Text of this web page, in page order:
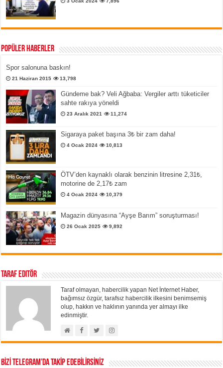
Popüler Haberler
Spor salonuna baskın!
21 Haziran 2015 13,798
Gündeme bak? Veli Ağbaba: Vergiler arttı tüketiciler
sahte rakıya yöneldi
23 Aralık 2021 11,274
Sigaraya paket başına 3₺ bir zam daha!
4 Ocak 2024 10,813
ÖTV’den kaynaklı olarak benzinin litresine 2,31₺,
motorine de 2,17₺ zam
4 Ocak 2024 10,379
Magazin dünyasına “Ayşe Barım” soruşturması!
26 Ocak 2025 9,892
Taraf Editör
Taraf olmayan, habercilik yapan Net İnternet Haber,
bağımsız özgür, tarafsız habercilik ilkesini benimsemiş
olup, hakkın ve haklının yanında yer almayı ilke
edinmiştir.
BİZİ TELEGRAM’DA TAKİP EDEBİLİRSİNİZ